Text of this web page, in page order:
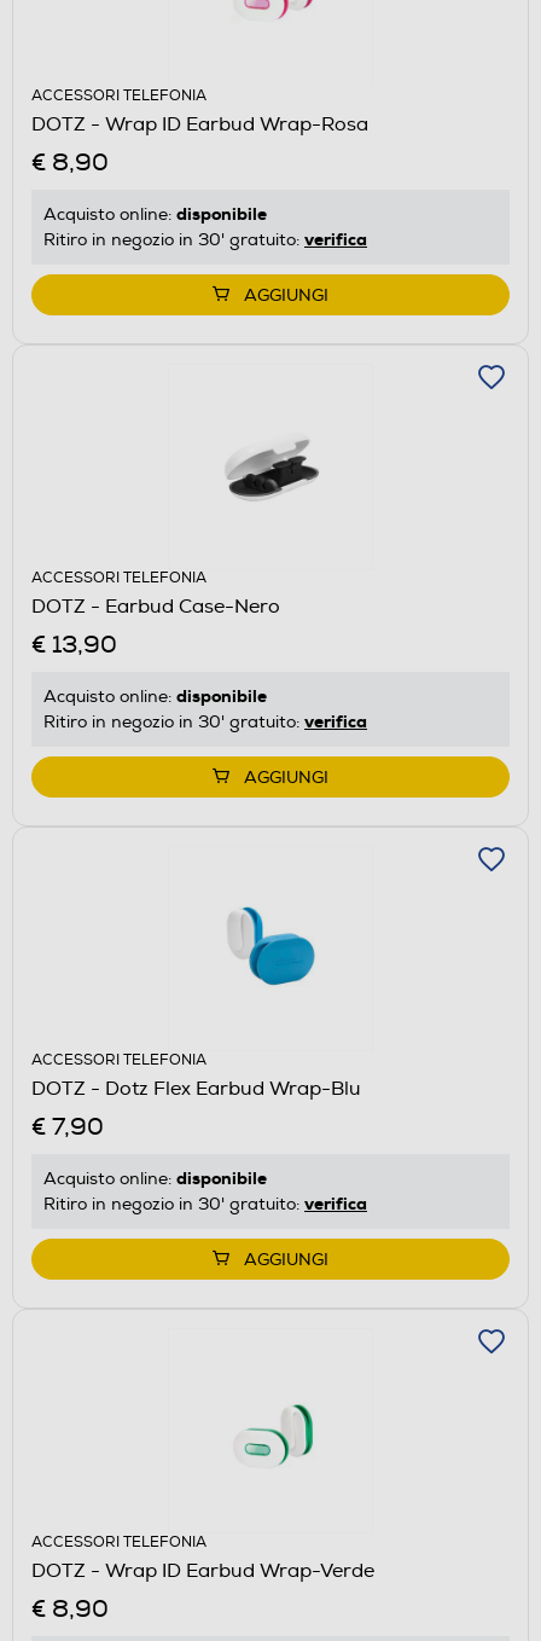
ACCESSORI TELEFONIA
DOTZ - Wrap ID Earbud Wrap-Rosa
€ 8,90
Acquisto online: disponibile
Ritiro in negozio in 30' gratuito: verifica
AGGIUNGI
ACCESSORI TELEFONIA
DOTZ - Earbud Case-Nero
€ 13,90
Acquisto online: disponibile
Ritiro in negozio in 30' gratuito: verifica
AGGIUNGI
ACCESSORI TELEFONIA
DOTZ - Dotz Flex Earbud Wrap-Blu
€ 7,90
Acquisto online: disponibile
Ritiro in negozio in 30' gratuito: verifica
AGGIUNGI
ACCESSORI TELEFONIA
DOTZ - Wrap ID Earbud Wrap-Verde
€ 8,90